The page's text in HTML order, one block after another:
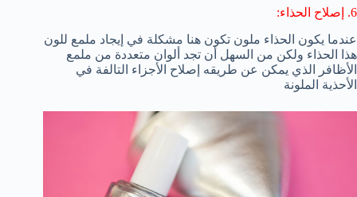
6. إصلاح الحذاء:
عندما يكون الحذاء ملون تكون هنا مشكلة في إيجاد ملمع للون
هذا الحذاء ولكن من السهل أن تجد ألوان متعددة من ملمع
الأظافر الذي يمكن عن طريقه إصلاح الأجزاء التالفة في
الأحذية الملونة